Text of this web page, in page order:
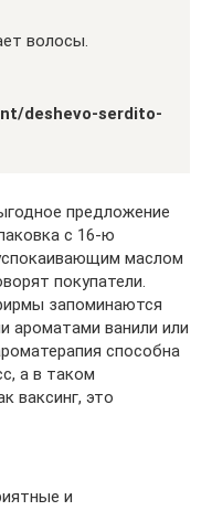
волосы.
deshevo-serdito-
предложение
с 16-ю
маслом
покупатели.
запоминаются
ароматами ванили или
способна
а в таком
ваксинг, это
и